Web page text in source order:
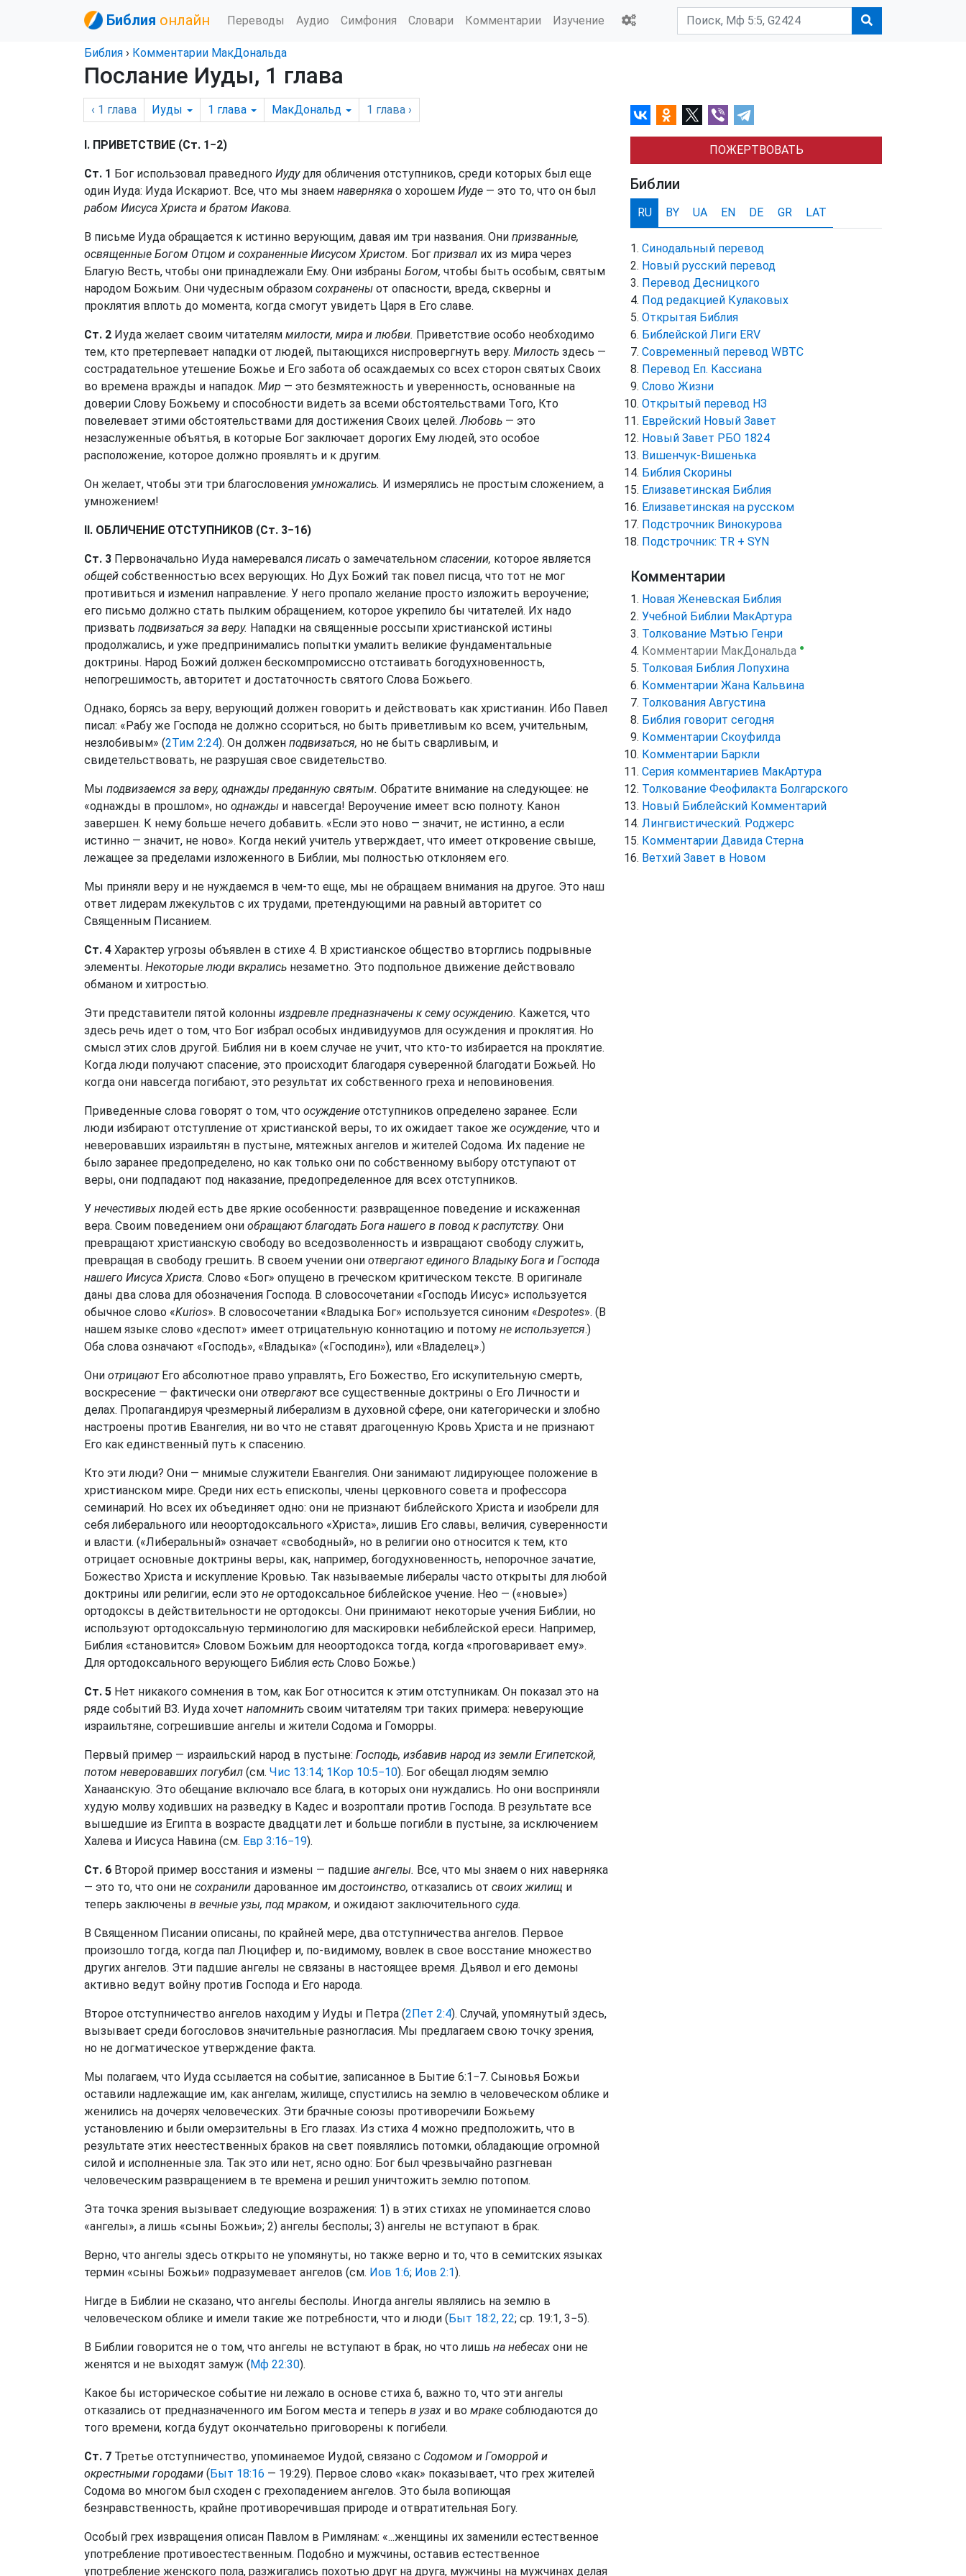
Библия онлайн Переводы Аудио Симфония Словари Комментарии Изучение
Библия › Комментарии МакДональда
Послание Иуды, 1 глава
‹ 1 глава Иуды 1 глава МакДональд 1 глава ›
I. ПРИВЕТСТВИЕ (Ст. 1−2)
Ст. 1 Бог использовал праведного Иудудля обличения отступников, среди которых был еще
один Иуда: Иуда Искариот. Все, что мы знаем наверняка о хорошем Иуде — это то, что он был
рабом Иисуса Христа и братом Иакова.
В письме Иуда обращается к истинно верующим, давая им три названия. Они призванные,
освященные Богом Отцом и сохраненные Иисусом Христом. Бог призвал их из мира через
Благую Весть, чтобы они принадлежали Ему. Они избраны Богом, чтобы быть особым, святым
народом Божьим. Они чудесным образом сохранены от опасности, вреда, скверны и
проклятия вплоть до момента, когда смогут увидеть Царя в Его славе.
Ст. 2 Иуда желает своим читателям милости, мира и любви. Приветствие особо необходимо
тем, кто претерпевает нападки от людей, пытающихся ниспровергнуть веру. Милость здесь —
сострадательное утешение Божье и Его забота об осаждаемых со всех сторон святых Своих
во времена вражды и нападок. Мир — это безмятежность и уверенность, основанные на
доверии Слову Божьему и способности видеть за всеми обстоятельствами Того, Кто
повелевает этими обстоятельствами для достижения Своих целей.Любовь — это
незаслуженные объятья, в которые Бог заключает дорогих Ему людей, это особое
расположение, которое должно проявлять и к другим.
Он желает, чтобы эти три благословения умножались. И измерялись не простым сложением, а
умножением!
II. ОБЛИЧЕНИЕ ОТСТУПНИКОВ (Ст. 3−16)
Ст. 3 Первоначально Иуда намеревался писать о замечательном спасении, которое является
общей собственностью всех верующих. Но Дух Божий так повел писца, что тот не мог
противиться и изменил направление. У него пропало желание просто изложить вероучение;
его письмо должно стать пылким обращением, которое укрепило бы читателей. Их надо
призвать подвизаться за веру. Нападки на священные россыпи христианской истины
продолжались, и уже предпринимались попытки умалить великие фундаментальные
доктрины. Народ Божий должен бескомпромиссно отстаивать богодухновенность,
непогрешимость, авторитет и достаточность святого Слова Божьего.
Однако, борясь за веру, верующий должен говорить и действовать как христианин. Ибо Павел
писал: «Рабу же Господа не должно ссориться, но быть приветливым ко всем, учительным,
незлобивым» (2Тим 2:24). Он должен подвизаться, но не быть сварливым, и
свидетельствовать, не разрушая свое свидетельство.
Мы подвизаемся за веру, однажды преданную святым. Обратите внимание на следующее: не
«однажды в прошлом», но однажды и навсегда! Вероучение имеет всю полноту. Канон
завершен. К нему больше нечего добавить. «Если это ново — значит, не истинно, а если
истинно — значит, не ново». Когда некий учитель утверждает, что имеет откровение свыше,
лежащее за пределами изложенного в Библии, мы полностью отклоняем его.
Мы приняли веру и не нуждаемся в чем-то еще, мы не обращаем внимания на другое. Это наш
ответ лидерам лжекультов с их трудами, претендующими на равный авторитет со
Священным Писанием.
Ст. 4 Характер угрозы объявлен в стихе 4. В христианское общество вторглись подрывные
элементы. Некоторые люди вкрались незаметно. Это подпольное движение действовало
обманом и хитростью.
Эти представители пятой колонны издревле предназначены к сему осуждению. Кажется, что
здесь речь идет о том, что Бог избрал особых индивидуумов для осуждения и проклятия. Но
смысл этих слов другой. Библия ни в коем случае не учит, что кто-то избирается на проклятие.
Когда люди получают спасение, это происходит благодаря суверенной благодати Божьей. Но
когда они навсегда погибают, это результат их собственного греха и неповиновения.
Приведенные слова говорят о том, что осуждение отступников определено заранее. Если
люди избирают отступление от христианской веры, то их ожидает такое же осуждение, что и
неверовавших израильтян в пустыне, мятежных ангелов и жителей Содома. Их падение не
было заранее предопределено, но как только они по собственному выбору отступают от
веры, они подпадают под наказание, предопределенное для всех отступников.
У нечестивыхлюдей есть две яркие особенности: развращенное поведение и искаженная
вера. Своим поведением они обращают благодать Бога нашего в повод к распутству. Они
превращают христианскую свободу во вседозволенность и извращают свободу служить,
превращая в свободу грешить. В своем учении они отвергают единого Владыку Бога и Господа
нашего Иисуса Христа. Слово «Бог» опущено в греческом критическом тексте. В оригинале
даны два слова для обозначения Господа. В словосочетании «Господь Иисус» используется
обычное слово «Kurios». В словосочетании «Владыка Бог» используется синоним «Despotes». (В
нашем языке слово «деспот» имеет отрицательную коннотацию и потому не используется.)
Оба слова означают «Господь», «Владыка» («Господин»), или «Владелец».)
Они отрицаютЕго абсолютное право управлять, Его Божество, Его искупительную смерть,
воскресение — фактически они отвергаютвсе существенные доктрины о Его Личности и
делах. Пропагандируя чрезмерный либерализм в духовной сфере, они категорически и злобно
настроены против Евангелия, ни во что не ставят драгоценную Кровь Христа и не признают
Его как единственный путь к спасению.
Кто эти люди? Они — мнимые служители Евангелия. Они занимают лидирующее положение в
христианском мире. Среди них есть епископы, члены церковного совета и профессора
семинарий. Но всех их объединяет одно: они не признают библейского Христа и изобрели для
себя либерального или неоортодоксального «Христа», лишив Его славы, величия, суверенности
и власти. («Либеральный» означает «свободный», но в религии оно относится к тем, кто
отрицает основные доктрины веры, как, например, богодухновенность, непорочное зачатие,
Божество Христа и искупление Кровью. Так называемые либералы часто открыты для любой
доктрины или религии, если это не ортодоксальное библейское учение. Нео — («новые»)
ортодоксы в действительности не ортодоксы. Они принимают некоторые учения Библии, но
используют ортодоксальную терминологию для маскировки небиблейской ереси. Например,
Библия «становится» Словом Божьим для неоортодокса тогда, когда «проговаривает ему».
Для ортодоксального верующего Библия есть Слово Божье.)
Ст. 5 Нет никакого сомнения в том, как Бог относится к этим отступникам. Он показал это на
ряде событий ВЗ. Иуда хочет напомнить своим читателям три таких примера: неверующие
израильтяне, согрешившие ангелы и жители Содома и Гоморры.
Первый пример — израильский народ в пустыне: Господь, избавив народ из земли Египетской,
потом неверовавших погубил (см. Чис 13:14; 1Кор 10:5−10). Бог обещал людям землю
Ханаанскую. Это обещание включало все блага, в которых они нуждались. Но они восприняли
худую молву ходивших на разведку в Кадес и возроптали против Господа. В результате все
вышедшие из Египта в возрасте двадцати лет и больше погибли в пустыне, за исключением
Халева и Иисуса Навина (см. Евр 3:16−19).
Ст. 6 Второй пример восстания и измены — падшие ангелы. Все, что мы знаем о них наверняка
— это то, что они не сохранили дарованное имдостоинство, отказались от своих жилищ и
теперь заключены в вечные узы, под мраком, и ожидают заключительного суда.
В Священном Писании описаны, по крайней мере, два отступничества ангелов. Первое
произошло тогда, когда пал Люцифер и, по-видимому, вовлек в свое восстание множество
других ангелов. Эти падшие ангелы не связаны в настоящее время. Дьявол и его демоны
активно ведут войну против Господа и Его народа.
Второе отступничество ангелов находим у Иуды и Петра (2Пет 2:4). Случай, упомянутый здесь,
вызывает среди богословов значительные разногласия. Мы предлагаем свою точку зрения,
но не догматическое утверждение факта.
Мы полагаем, что Иуда ссылается на событие, записанное в Бытие 6:1−7. Сыновья Божьи
оставили надлежащие им, как ангелам, жилище, спустились на землю в человеческом облике и
женились на дочерях человеческих. Эти брачные союзы противоречили Божьему
установлению и были омерзительны в Его глазах. Из стиха 4 можно предположить, что в
результате этих неестественных браков на свет появлялись потомки, обладающие огромной
силой и исполненные зла. Так это или нет, ясно одно: Бог был чрезвычайно разгневан
человеческим развращением в те времена и решил уничтожить землю потопом.
Эта точка зрения вызывает следующие возражения: 1) в этих стихах не упоминается слово
«ангелы», а лишь «сыны Божьи»; 2) ангелы бесполы; 3) ангелы не вступают в брак.
Верно, что ангелы здесь открыто не упомянуты, но также верно и то, что в семитских языках
термин «сыны Божьи» подразумевает ангелов (см. Иов 1:6; Иов 2:1).
Нигде в Библии не сказано, что ангелы бесполы. Иногда ангелы являлись на землю в
человеческом облике и имели такие же потребности, что и люди (Быт 18:2, 22; ср. 19:1, 3−5).
В Библии говорится не о том, что ангелы не вступают в брак, но что лишь на небесах они не
женятся и не выходят замуж (Мф 22:30).
Какое бы историческое событие ни лежало в основе стиха 6, важно то, что эти ангелы
отказались от предназначенного им Богом места и теперь в узах и во мраке соблюдаются до
того времени, когда будут окончательно приговорены к погибели.
Ст. 7 Третье отступничество, упоминаемое Иудой, связано с Содомом и Гоморрой и
окрестными городами (Быт 18:16 — 19:29). Первое слово «как» показывает, что грех жителей
Содома во многом был сходен с грехопадением ангелов. Это была вопиющая
безнравственность, крайне противоречившая природе и отвратительная Богу.
Особый грех извращения описан Павлом в Римлянам: «...женщины их заменили естественное
употребление противоестественным. Подобно и мужчины, оставив естественное
употребление женского пола, разжигались похотью друг на друга, мужчины на мужчинах делая
ПОЖЕРТВОВАТЬ
Библии
RU BY UA EN DE GR LAT
Синодальный перевод
Новый русский перевод
Перевод Десницкого
Под редакцией Кулаковых
Открытая Библия
Библейской Лиги ERV
Cовременный перевод WBTC
Перевод Еп. Кассиана
Слово Жизни
Открытый перевод НЗ
Еврейский Новый Завет
Новый Завет РБО 1824
Вишенчук-Вишенька
Библия Скорины
Елизаветинская Библия
Елизаветинская на русском
Подстрочник Винокурова
Подстрочник: TR + SYN
Комментарии
Новая Женевская Библия
Учебной Библии МакАртура
Толкование Мэтью Генри
Комментарии МакДональда ●
Толковая Библия Лопухина
Комментарии Жана Кальвина
Толкования Августина
Библия говорит сегодня
Комментарии Скоуфилда
Комментарии Баркли
Серия комментариев МакАртура
Толкование Феофилакта Болгарского
Новый Библейский Комментарий
Лингвистический. Роджерс
Комментарии Давида Стерна
Ветхий Завет в Новом